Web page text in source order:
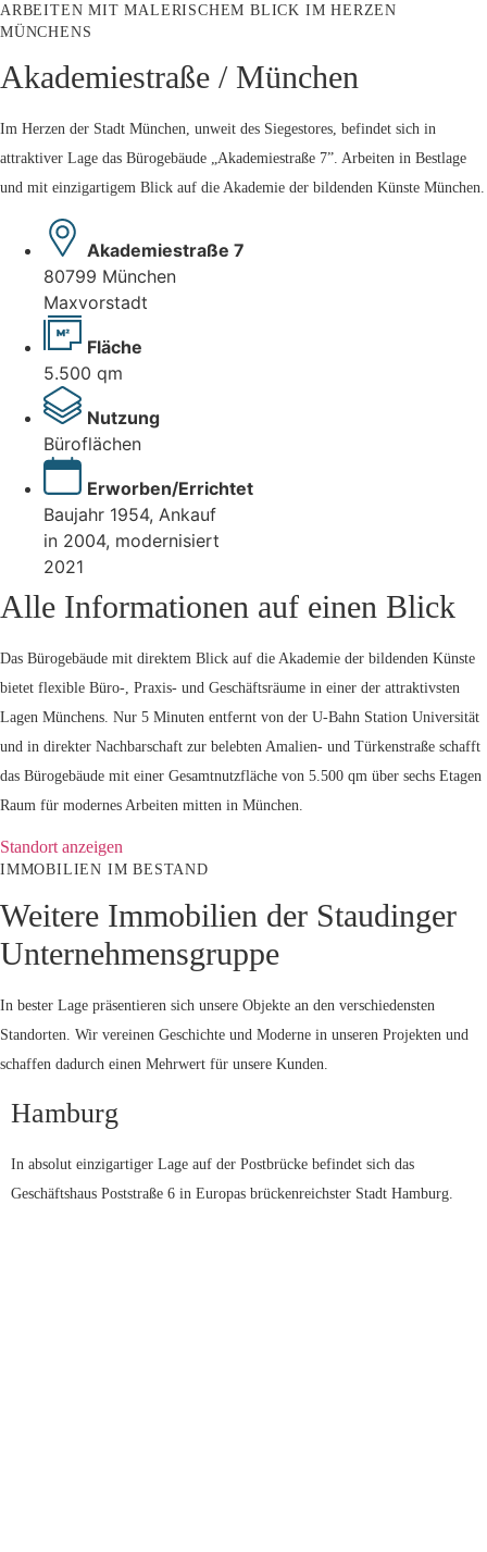
ARBEITEN MIT MALERISCHEM BLICK IM HERZEN
MÜNCHENS
Akademiestraße / München
Im Herzen der Stadt München, unweit des Siegestores, befindet sich in
attraktiver Lage das Bürogebäude „Akademiestraße 7”. Arbeiten in Bestlage
und mit einzigartigem Blick auf die Akademie der bildenden Künste München.
Akademiestraße 7
80799 München
Maxvorstadt
Fläche
5.500 qm
Nutzung
Büroflächen
Erworben/Errichtet
Baujahr 1954, Ankauf
in 2004, modernisiert
2021
Alle Informationen auf einen Blick
Das Bürogebäude mit direktem Blick auf die Akademie der bildenden Künste
bietet flexible Büro-, Praxis- und Geschäftsräume in einer der attraktivsten
Lagen Münchens. Nur 5 Minuten entfernt von der U-Bahn Station Universität
und in direkter Nachbarschaft zur belebten Amalien- und Türkenstraße schafft
das Bürogebäude mit einer Gesamtnutzfläche von 5.500 qm über sechs Etagen
Raum für modernes Arbeiten mitten in München.
Standort anzeigen
IMMOBILIEN IM BESTAND
Weitere Immobilien der Staudinger
Unternehmensgruppe
In bester Lage präsentieren sich unsere Objekte an den verschiedensten
Standorten. Wir vereinen Geschichte und Moderne in unseren Projekten und
schaffen dadurch einen Mehrwert für unsere Kunden.
Hamburg
In absolut einzigartiger Lage auf der Postbrücke befindet sich das
Geschäftshaus Poststraße 6 in Europas brückenreichster Stadt Hamburg.